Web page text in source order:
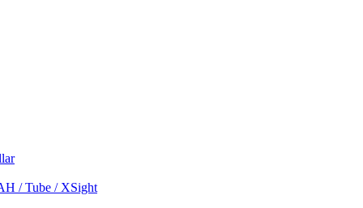
/ Tube / XSight